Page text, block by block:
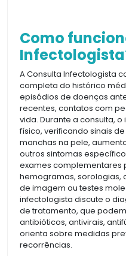
Como
A Consulta Infectologista
completa do histórico
episódios de doenças
recentes, contatos com
vida. Durante a consulta,
físico, verificando sinais
manchas na pele,
outros sintomas
exames complementares
hemogramas, sorologias,
de imagem ou testes
infectologista discute o
de tratamento, que
antibióticos, antivirais,
orienta sobre medidas
recorrências.